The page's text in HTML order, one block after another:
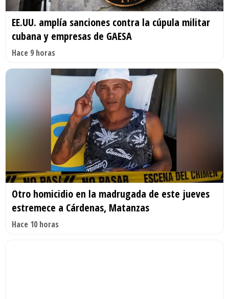
EE.UU. amplía sanciones contra la cúpula militar
cubana y empresas de GAESA
Hace 9 horas
Otro homicidio en la madrugada de este jueves
estremece a Cárdenas, Matanzas
Hace 10 horas